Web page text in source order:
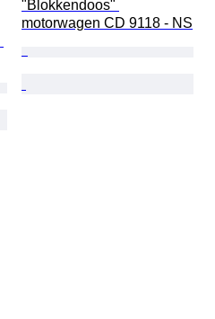
"Blokkendoos"
motorwagen CD 9118 - NS